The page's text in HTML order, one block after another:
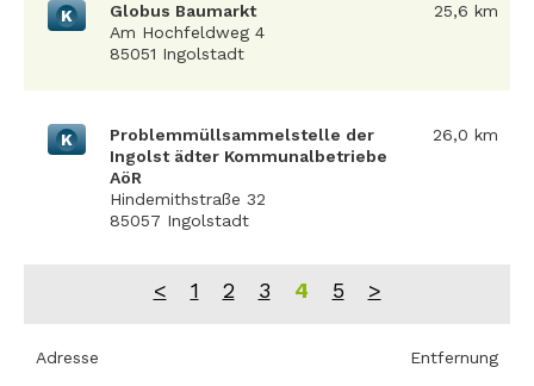
K
Globus Baumarkt
Am Hochfeldweg 4
85051 Ingolstadt
25,6 km
K
Problemmüllsammelstelle der
Ingolst ädter Kommunalbetriebe
AöR
Hindemithstraße 32
85057 Ingolstadt
26,0 km
< 1 2 3 4 5 >
Adresse Entfernung